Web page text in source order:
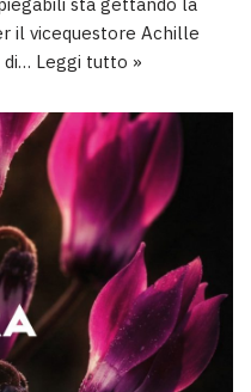
il vicequestore Achille
di… Leggi tutto »